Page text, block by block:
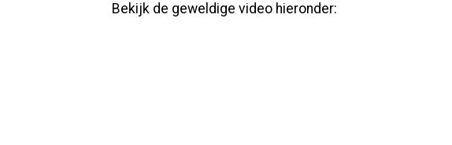
Bekijk de geweldige video hieronder: